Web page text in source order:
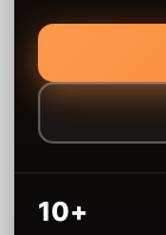
10+